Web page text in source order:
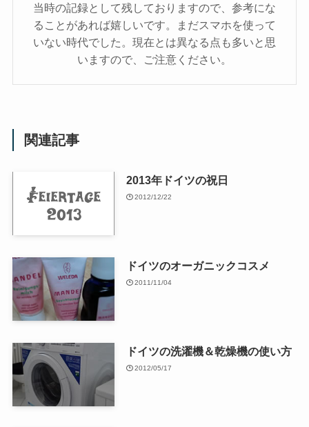
当時の記録として残しておりますので、参考にな
ることがあれば嬉しいです。まだスマホを使って
いない時代でした。現在とは異なる点も多いと思
いますので、ご注意ください。
関連記事
2013年ドイツの祝日
2012/12/22
ドイツのオーガニックコスメ
2011/11/04
ドイツの洗濯機＆乾燥機の使い方
2012/05/17